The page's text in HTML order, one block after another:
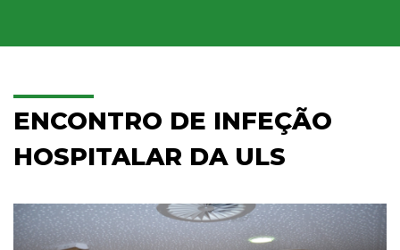
ENCONTRO DE INFEÇÃO
HOSPITALAR DA ULS